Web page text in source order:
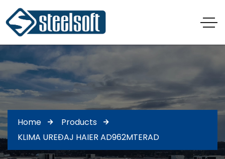
Home
Products
KLIMA UREĐAJ HAIER AD962MTERAD